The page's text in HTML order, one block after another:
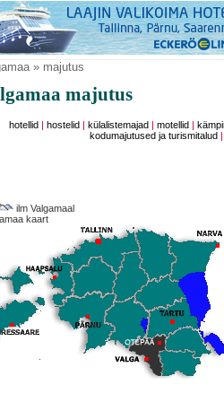
» majutus
majutus
hotellid hostelid külalistemajad |motellid
kodumajutused ja turismitalud
ilm Valgamaal
kaart